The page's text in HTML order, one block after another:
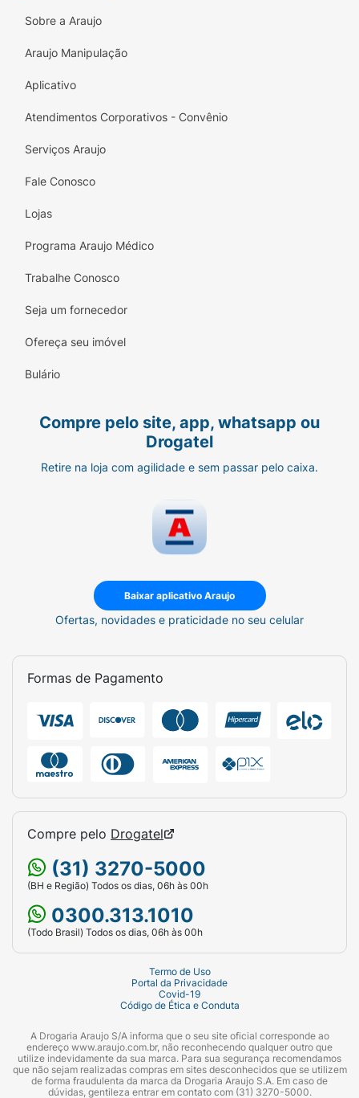
Sobre a Araujo
Araujo Manipulação
Aplicativo
Atendimentos Corporativos - Convênio
Serviços Araujo
Fale Conosco
Lojas
Programa Araujo Médico
Trabalhe Conosco
Seja um fornecedor
Ofereça seu imóvel
Bulário
Compre pelo site, app, whatsapp ou
Drogatel
Retire na loja com agilidade e sem passar pelo caixa.
Baixar aplicativo Araujo
Ofertas, novidades e praticidade no seu celular
Formas de Pagamento
Compre pelo Drogatel
(31) 3270-5000
(BH e Região) Todos os dias, 06h às 00h
0300.313.1010
(Todo Brasil) Todos os dias, 06h às 00h
Termo de Uso
Portal da Privacidade
Covid-19
Código de Ética e Conduta
A Drogaria Araujo S/A informa que o seu site oficial corresponde ao
endereço www.araujo.com.br, não reconhecendo qualquer outro que
utilize indevidamente da sua marca. Para sua segurança recomendamos
que não sejam realizadas compras em sites desconhecidos que se utilizem
de forma fraudulenta da marca da Drogaria Araujo S.A. Em caso de
dúvidas, gentileza entrar em contato com (31) 3270-5000.